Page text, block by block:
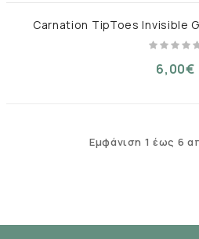
Carnation TipToes Invisible
6,00€
Εμφάνιση 1 έως 6